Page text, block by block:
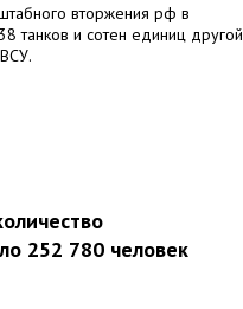
вторжения рф в
танков и сотен единиц другой
252 780 человек